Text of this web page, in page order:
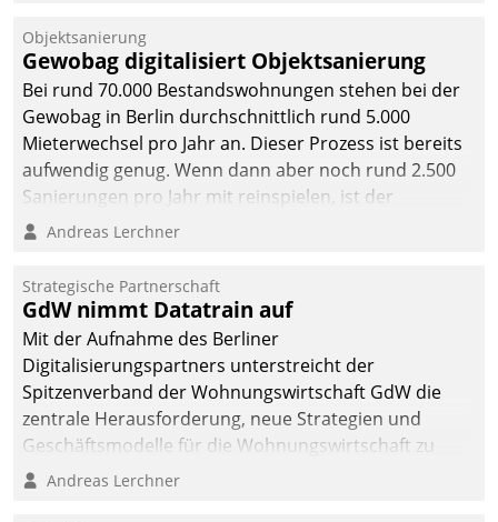
Objektsanierung
Gewobag digitalisiert Objektsanierung
Bei rund 70.000 Bestandswohnungen stehen bei der
Gewobag in Berlin durchschnittlich rund 5.000
Mieterwechsel pro Jahr an. Dieser Prozess ist bereits
aufwendig genug. Wenn dann aber noch rund 2.500
Sanierungen pro Jahr mit reinspielen, ist der
Betreuungs- und Organisationsaufwand immens. Im
kommunale Wohnungsbauunternehmen daher
gemeinsam mit der Berliner Datatrain GmbH den
Teilprozess der Objektsanierung digitalisiert.
Andreas Lerchner
Strategische Partnerschaft
GdW nimmt Datatrain auf
Mit der Aufnahme des Berliner
Digitalisierungspartners unterstreicht der
Spitzenverband der Wohnungswirtschaft GdW die
zentrale Herausforderung, neue Strategien und
Geschäftsmodelle für die Wohnungswirtschaft zu
entwickeln.
Andreas Lerchner